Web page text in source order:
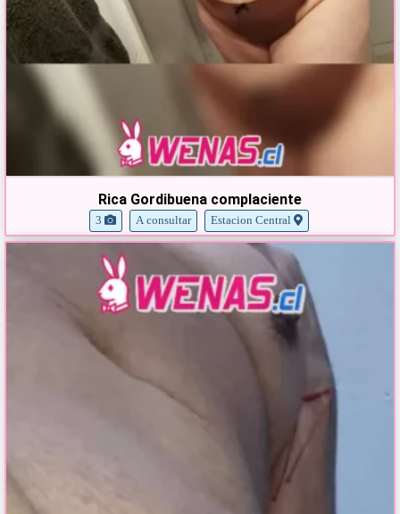
Rica Gordibuena complaciente
3 A consultar Estacion Central